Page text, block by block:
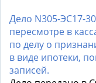
Дело N305-ЭС17-
пересмотре в
по делу о
в виде ипотеки,
записей.